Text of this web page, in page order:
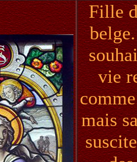
Fille
vie
mais